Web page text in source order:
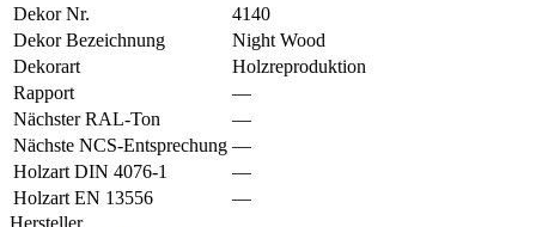
Dekor Nr.
4140
Dekor Bezeichnung
Night Wood
Dekorart
Holzreproduktion
Rapport
—
Nächster RAL-Ton
—
Nächste NCS-Entsprechung —
Holzart DIN 4076-1
—
Holzart EN 13556
—
Hersteller